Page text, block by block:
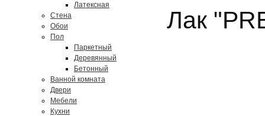
Латексная
Стена
Обои
Пол
Паркетный
Деревянный
Бетонный
Ванной комната
Двери
Мебели
Кухни
Лак